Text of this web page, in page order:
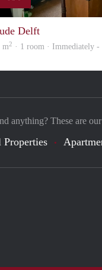
Delft
m2 · 1 room · Immediately
anything? These are
Properties